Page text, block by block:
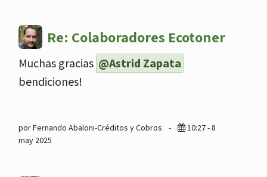
Re: Colaboradores Ecotoner
Muchas gracias @Astrid Zapata
bendiciones!
por Fernando Abaloni-Créditos y Cobros -
10:27 - 8
may 2025